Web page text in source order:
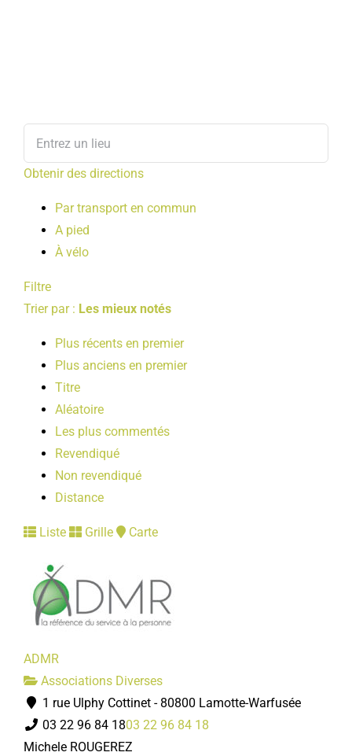
Obtenir des directions
Par transport en commun
A pied
À vélo
Filtre
Trier par : Les mieux notés
Plus récents en premier
Plus anciens en premier
Titre
Aléatoire
Les plus commentés
Revendiqué
Non revendiqué
Distance
Liste Grille Carte
ADMR
Associations Diverses
1 rue Ulphy Cottinet - 80800 Lamotte-Warfusée
03 22 96 84 1803 22 96 84 18
Michele ROUGEREZ